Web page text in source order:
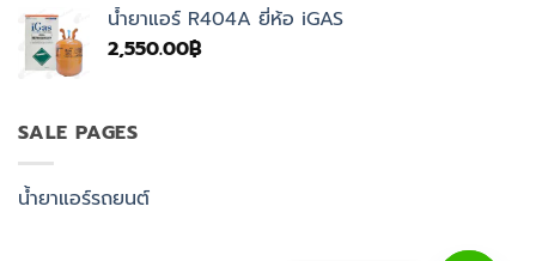
น้ำยาแอร์ R404A ยี่ห้อ iGAS
2,550.00฿
SALE PAGES
น้ำยาแอร์รถยนต์